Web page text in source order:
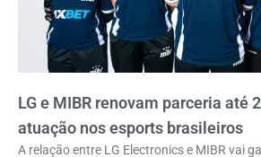
LG e MIBR renovam parceria até
atuação nos esports brasileiros
A relação entre LG Electronics e MIBR vai